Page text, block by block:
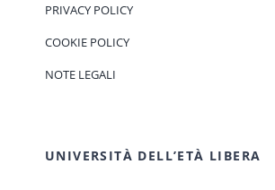
PRIVACY POLICY
COOKIE POLICY
NOTE LEGALI
UNIVERSITÀ DELL’ETÀ LIBERA